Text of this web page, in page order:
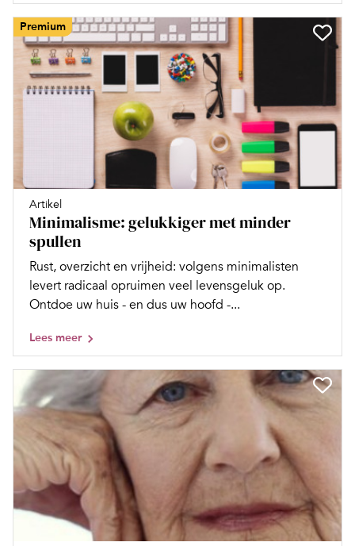
Premium
Artikel
Minimalisme: gelukkiger met minder
spullen
Rust, overzicht en vrijheid: volgens minimalisten
levert radicaal opruimen veel levensgeluk op.
Ontdoe uw huis - en dus uw hoofd -...
Lees meer